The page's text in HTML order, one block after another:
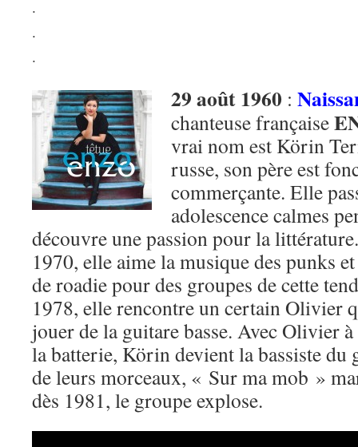
.
.
.
29 août 1960 :
chanteuse française
vrai nom est Körin
russe, son père est
commerçante. Elle
adolescence calmes
découvre une passion pour la
1970, elle aime la musique des punks
de roadie pour des groupes de cette
1978, elle rencontre un certain Olivier
jouer de la guitare basse. Avec Olivier
la batterie, Körin devient la bassiste
de leurs morceaux, « Sur ma mob »
dès 1981, le groupe explose.